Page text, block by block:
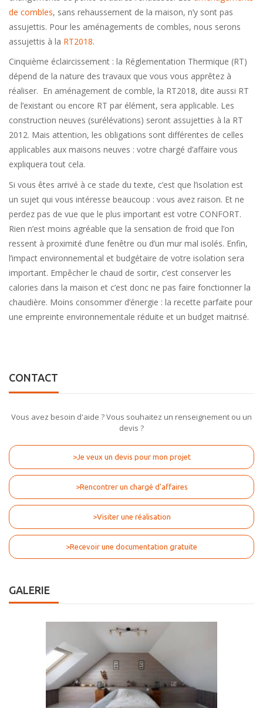
de combles, sans rehaussement de la maison, n’y sont pas
assujettis. Pour les aménagements de combles, nous serons
assujettis à la RT2018.
Cinquième éclaircissement : la Réglementation Thermique (RT)
dépend de la nature des travaux que vous vous apprêtez à
réaliser. En aménagement de comble, la RT2018, dite aussi RT
de l’existant ou encore RT par élément, sera applicable. Les
construction neuves (surélévations) seront assujetties à la RT
2012. Mais attention, les obligations sont différentes de celles
applicables aux maisons neuves : votre chargé d’affaire vous
expliquera tout cela.
Si vous êtes arrivé à ce stade du texte, c’est que l’isolation est
un sujet qui vous intéresse beaucoup : vous avez raison. Et ne
perdez pas de vue que le plus important est votre CONFORT.
Rien n’est moins agréable que la sensation de froid que l’on
ressent à proximité d’une fenêtre ou d’un mur mal isolés. Enfin,
l’impact environnemental et budgétaire de votre isolation sera
important. Empêcher le chaud de sortir, c’est conserver les
calories dans la maison et c’est donc ne pas faire fonctionner la
chaudière. Moins consommer d’énergie : la recette parfaite pour
une empreinte environnementale réduite et un budget maitrisé.
CONTACT
Vous avez besoin d'aide ? Vous souhaitez un renseignement ou un
devis ?
>Je veux un devis pour mon projet
>Rencontrer un chargé d'affaires
>Visiter une réalisation
>Recevoir une documentation gratuite
GALERIE